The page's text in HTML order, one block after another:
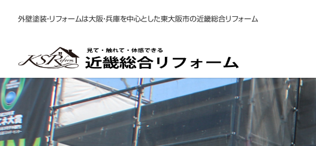
外壁塗装・リフォームは大阪・兵庫を中心とした東大阪市の近畿総合リフォーム